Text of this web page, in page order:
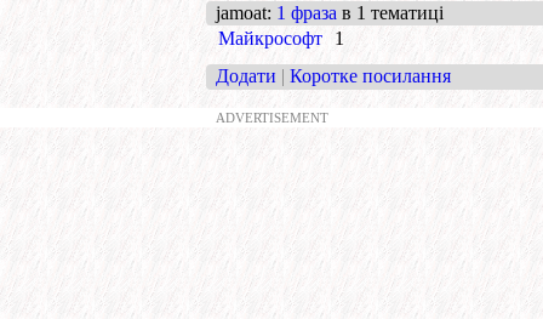
jamoat: 1 фраза в 1 тематиці
Майкрософт
1
Додати | Коротке посилання
ADVERTISEMENT